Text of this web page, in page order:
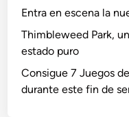
Entra en escena la
Thimbleweed Park,
estado puro
Consigue 7 Juegos
durante este fin de